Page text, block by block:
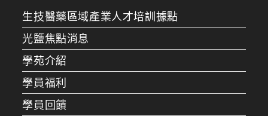
生技醫藥區域產業人才培訓據點
光鹽焦點消息
學苑介紹
學員福利
學員回饋